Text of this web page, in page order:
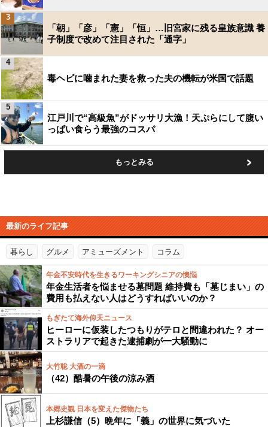
「朝」「彦」「憲」「恒」…旧宮家に残る皇族意識 養
子制度で改めて注目された「通字」
3
毒ヘビに噛まれた妻を救った夫の機転が米国で話題
4
江戸川で“高級魚”がドッサリ大漁！天ぷらにして腹い
っぱい食らう最強のコスパ
5
もっとみる
最新のライフ記事
暮らし グルメ アミューズメント コラム
年金不安時代を生きるワーキングシニアの懊悩
年金生活者を悩ませる墓問題 維持費も「墓じまい」の
費用も払えない人はどうすればいいのか？
もぎたて海外仰天ニュース
ヒーローに仮装したつもりがテロと間違われた？ オー
ストラリアで起きた逮捕劇が一大騒動に
大竹聡 大酒の一滴
（42）酷暑の午後の涼み酒
本郷史観 日本を変えた傑物たち
上杉謙信（5）晩年に「義」の世界に気づいた